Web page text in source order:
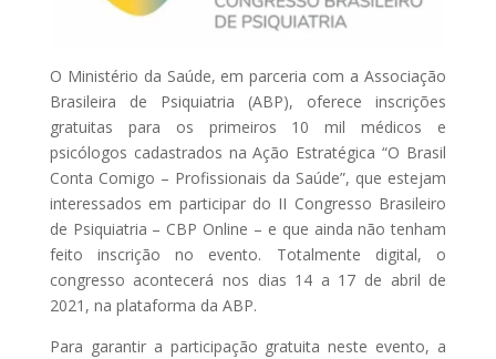
O Ministério da Saúde, em parceria com a Associação
Brasileira de Psiquiatria (ABP), oferece inscrições
gratuitas para os primeiros 10 mil médicos e
psicólogos cadastrados na Ação Estratégica “O Brasil
Conta Comigo – Profissionais da Saúde”, que estejam
interessados em participar do II Congresso Brasileiro
de Psiquiatria – CBP Online – e que ainda não tenham
feito inscrição no evento. Totalmente digital, o
congresso acontecerá nos dias 14 a 17 de abril de
2021, na plataforma da ABP.
Para garantir a participação gratuita neste evento, a